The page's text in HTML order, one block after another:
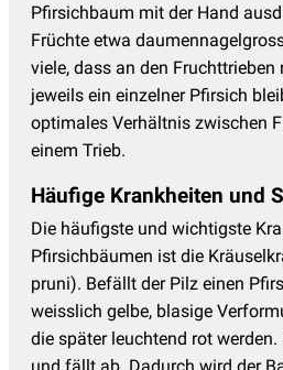
Pfirsichbaum mit der Hand
Früchte etwa
viele, dass an den
jeweils ein einzelner Pfirsich
optimales Verhältnis zwischen
einem Trieb.
Häufige Krankheiten und
Die häufigste und wichtigste
Pfirsichbäumen ist die
pruni). Befällt der Pilz einen
weisslich gelbe, blasige
die später leuchtend rot